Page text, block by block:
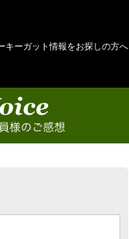
キーガット情報をお探しの方へ
ご感想